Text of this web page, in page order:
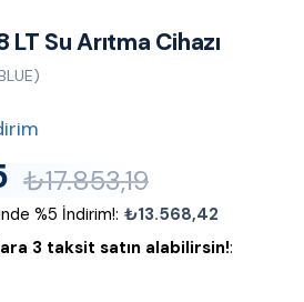
Su Arıtma Cihazı
₺17.853,19
%5 İndirim!: ₺13.568,42
3 taksit satın alabilirsin!: